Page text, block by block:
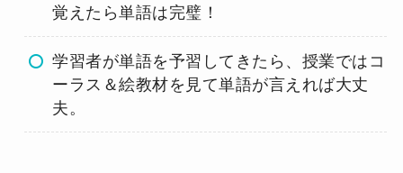
覚えたら単語は完璧！
学習者が単語を予習してきたら、授業ではコ
ーラス＆絵教材を見て単語が言えれば大丈
夫。